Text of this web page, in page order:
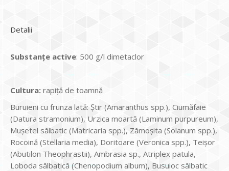
Detalii
Substanțe active: 500 g/l dimetaclor
Cultura: rapiţă de toamnă
Buruieni cu frunza lată: Ştir (Amaranthus spp.), Ciumăfaie
(Datura stramonium), Urzica moartă (Laminum purpureum),
Muşetel sălbatic (Matricaria spp.), Zămoşita (Solanum spp.),
Rocoină (Stellaria media), Doritoare (Veronica spp.), Teişor
(Abutilon Theophrastii), Ambrasia sp., Atriplex patula,
Loboda sălbatică (Chenopodium album), Busuioc sălbatic